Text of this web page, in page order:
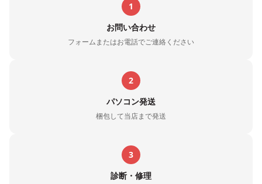
1
お問い合わせ
フォームまたはお電話でご連絡ください
2
パソコン発送
梱包して当店まで発送
3
診断・修理